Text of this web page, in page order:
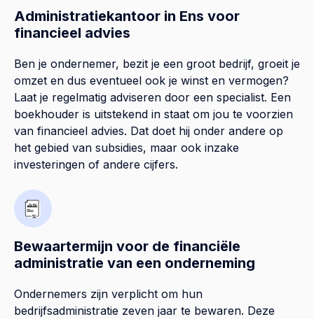
Administratiekantoor in Ens voor
financieel advies
Ben je ondernemer, bezit je een groot bedrijf, groeit je
omzet en dus eventueel ook je winst en vermogen?
Laat je regelmatig adviseren door een specialist. Een
boekhouder is uitstekend in staat om jou te voorzien
van financieel advies. Dat doet hij onder andere op
het gebied van subsidies, maar ook inzake
investeringen of andere cijfers.
Bewaartermijn voor de financiële
administratie van een onderneming
Ondernemers zijn verplicht om hun
bedrijfsadministratie zeven jaar te bewaren. Deze